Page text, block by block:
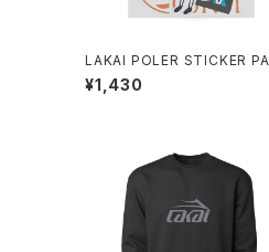
LAKAI POLER STICKER PACK
MULTI
¥1,430